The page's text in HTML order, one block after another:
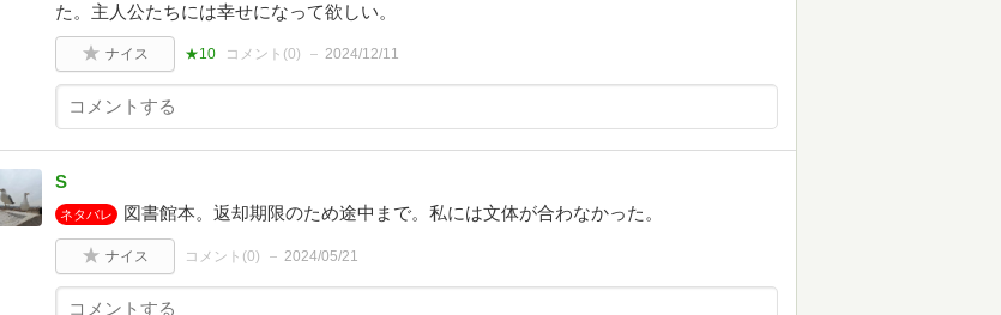
た。主人公たちには幸せになって欲しい。
ナイス ★10 コメント(0) 2024/12/11
S
ネタバレ 図書館本。返却期限のため途中まで。私には文体が合わなかった。
ナイス コメント(0) 2024/05/21